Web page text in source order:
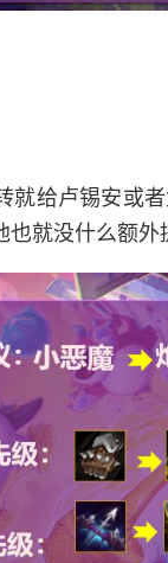
就给卢锡安或
就没什么额外